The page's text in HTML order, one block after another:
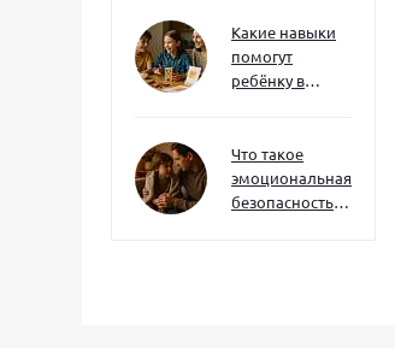
сложностей
Какие навыки
помогут
ребёнку в
их уже сейчас
Что такое
эмоциональная
безопасность